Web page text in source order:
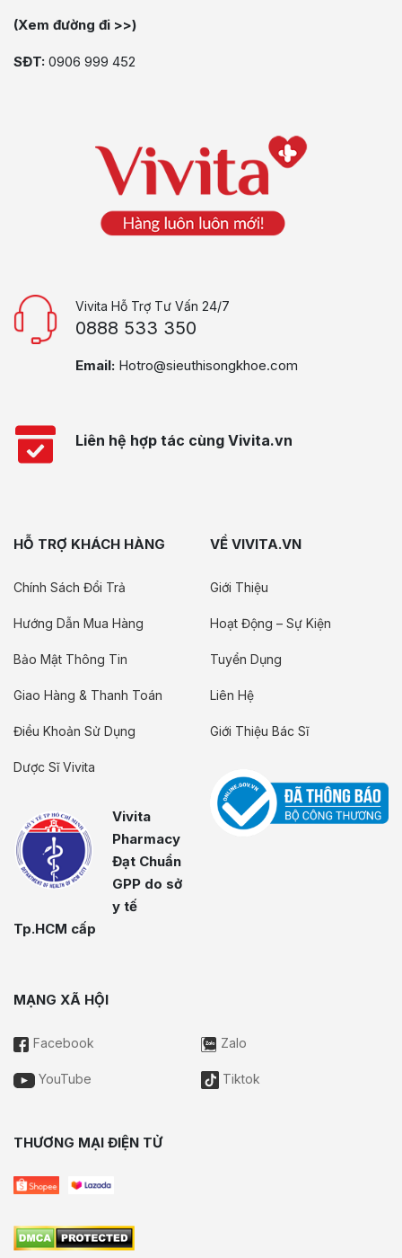
(Xem đường đi >>)
SĐT: 0906 999 452
Vivita Hỗ Trợ Tư Vấn 24/7
0888 533 350
Email: Hotro@sieuthisongkhoe.com
Liên hệ hợp tác cùng Vivita.vn
HỖ TRỢ KHÁCH HÀNG
Chính Sách Đổi Trả
Hướng Dẫn Mua Hàng
Bảo Mật Thông Tin
Giao Hàng & Thanh Toán
Điều Khoản Sử Dụng
Dược Sĩ Vivita
Vivita
Pharmacy
Đạt Chuẩn
GPP do sở
y tế
Tp.HCM cấp
VỀ VIVITA.VN
Giới Thiệu
Hoạt Động – Sự Kiện
Tuyển Dụng
Liên Hệ
Giới Thiệu Bác Sĩ
MẠNG XÃ HỘI
Facebook Zalo
YouTube Tiktok
THƯƠNG MẠI ĐIỆN TỬ